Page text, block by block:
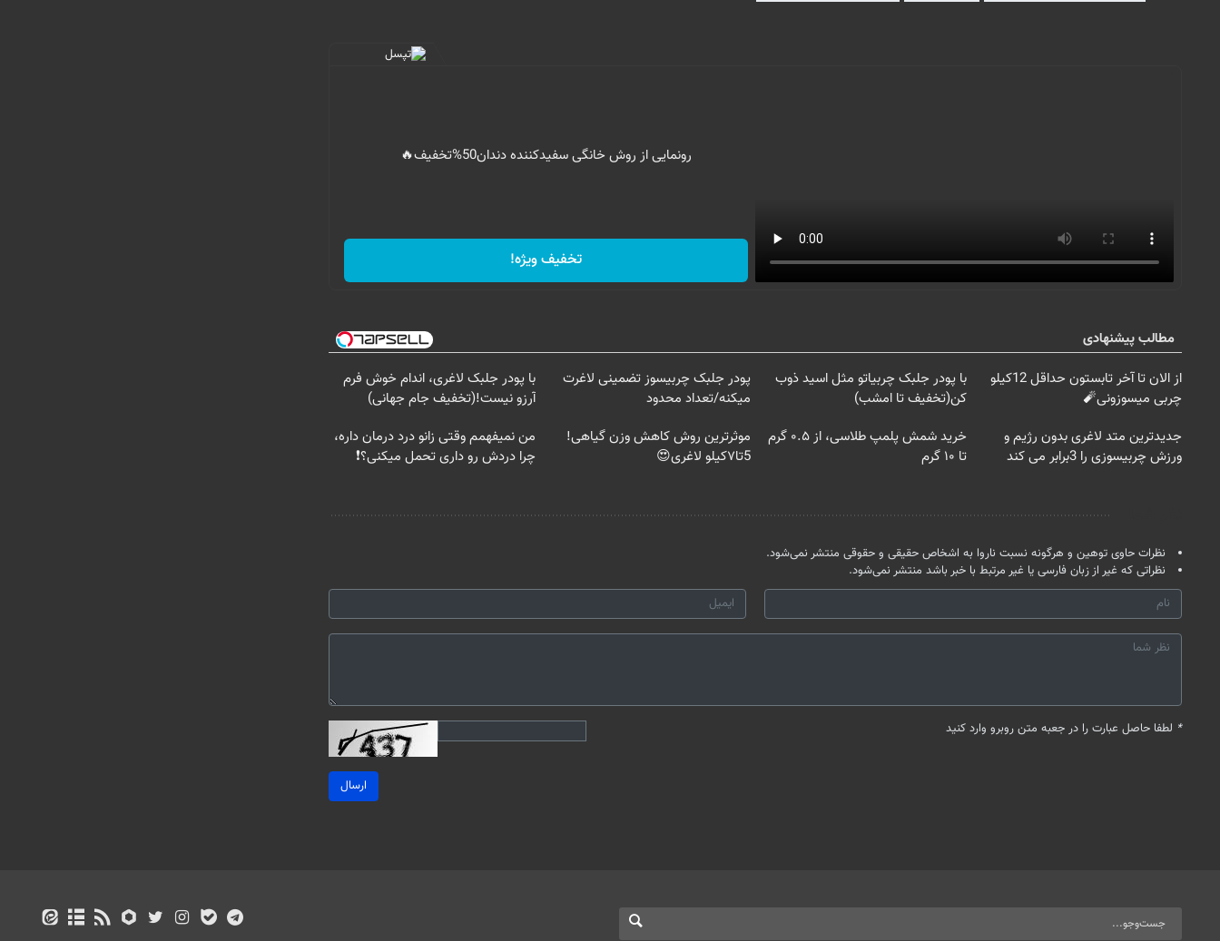
رونمایی از روش خانگی سفیدکننده دندان50%تخفیف🔥
تخفیف ویژه!
مطالب پیشنهادی
از الان تا آخر تابستون حداقل 12کیلو
چربی میسوزونی🧨
با پودر جلبک چربیاتو مثل اسید ذوب
کن(تخفیف تا امشب)
پودر جلبک چربیسوز تضمینی لاغرت
میکنه/تعداد محدود
با پودر جلبک لاغری، اندام خوش فرم
آرزو نیست!(تخفیف جام جهانی)
جدیدترین متد لاغری بدون رژیم و
ورزش چربیسوزی را 3برابر می کند
خرید شمش پلمپ طلاسی، از ۰.۵ گرم
تا ۱۰ گرم
موثرترین روش کاهش وزن گیاهی!
5تا۷کیلو لاغری😍
من نمیفهمم وقتی زانو درد درمان داره،
چرا دردش رو داری تحمل میکنی؟❗
نظرات حاوی توهین و هرگونه نسبت ناروا به اشخاص حقیقی و حقوقی منتشر نمی‌شود.
نظراتی که غیر از زبان فارسی یا غیر مرتبط با خبر باشد منتشر نمی‌شود.
* لطفا حاصل عبارت را در جعبه متن روبرو وارد کنید
ارسال